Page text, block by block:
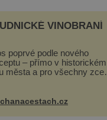
VINOBRANÍ
poprvé podle nového
– přímo v historickém
města a pro všechny
Návštěvníci se mohou